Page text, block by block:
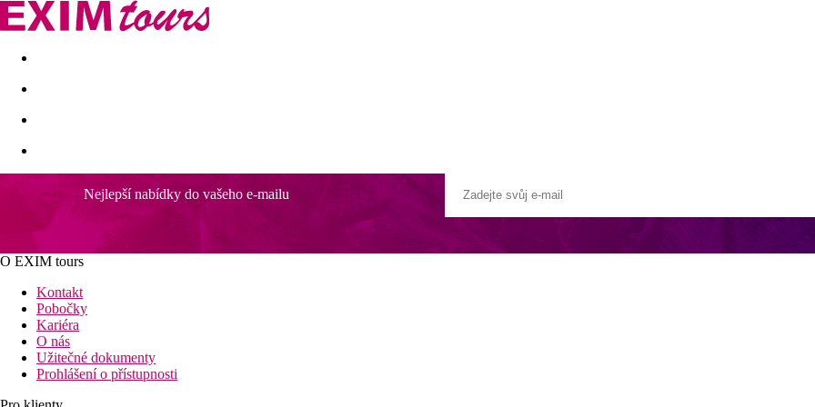
Akční nabídky Last minute
Nejlepší nabídky do vašeho e-mailu
O EXIM tours
Kontakt
Pobočky
Kariéra
O nás
Užitečné dokumenty
Prohlášení o přístupnosti